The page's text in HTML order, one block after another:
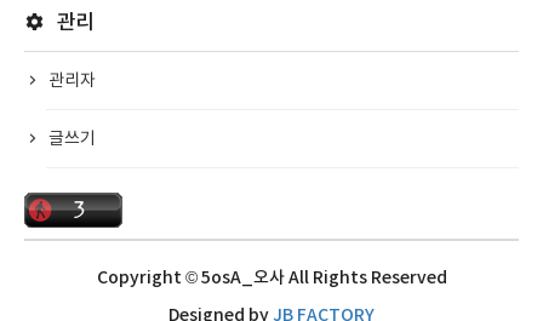
관리
관리자
글쓰기
Copyright © 5osA_오사 All Rights Reserved
Designed byJB FACTORY